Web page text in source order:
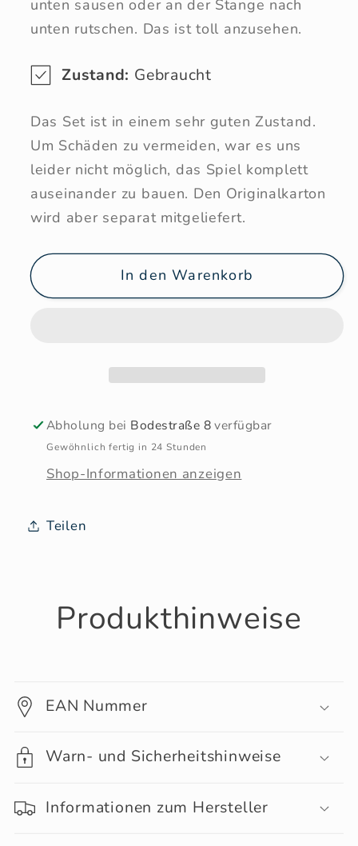
unten sausen oder an der Stange nach
unten rutschen. Das ist toll anzusehen.
Zustand: Gebraucht
Das Set ist in einem sehr guten Zustand.
Um Schäden zu vermeiden, war es uns
leider nicht möglich, das Spiel komplett
auseinander zu bauen. Den Originalkarton
wird aber separat mitgeliefert.
In den Warenkorb
Abholung bei Bodestraße 8verfügbar
Gewöhnlich fertig in 24 Stunden
Shop-Informationen anzeigen
Teilen
Produkthinweise
EAN Nummer
Warn- und Sicherheitshinweise
Informationen zum Hersteller